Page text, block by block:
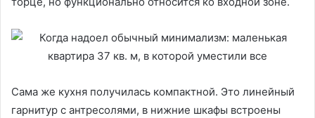
Сама же кухня получилась компактной. Это линейный
гарнитур с антресолями, в нижние шкафы встроены